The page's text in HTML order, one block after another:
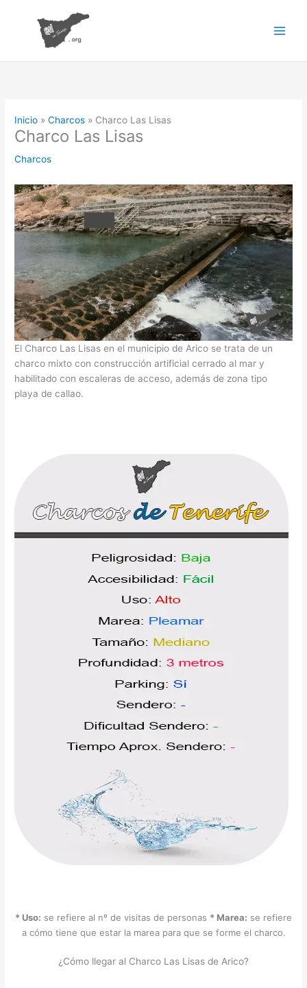
contenido
Inicio Charcos Charco Las Lisas
Charco Las Lisas
Charcos
El Charco Las Lisas en el municipio de Arico se trata de un
charco mixto con construcción artificial cerrado al mar y
habilitado con escaleras de acceso, además de zona tipo
playa de callao.
* Uso: se refiere al nº de visitas de personas * Marea: se refiere
a cómo tiene que estar la marea para que se forme el charco.
¿Cómo llegar al Charco Las Lisas de Arico?